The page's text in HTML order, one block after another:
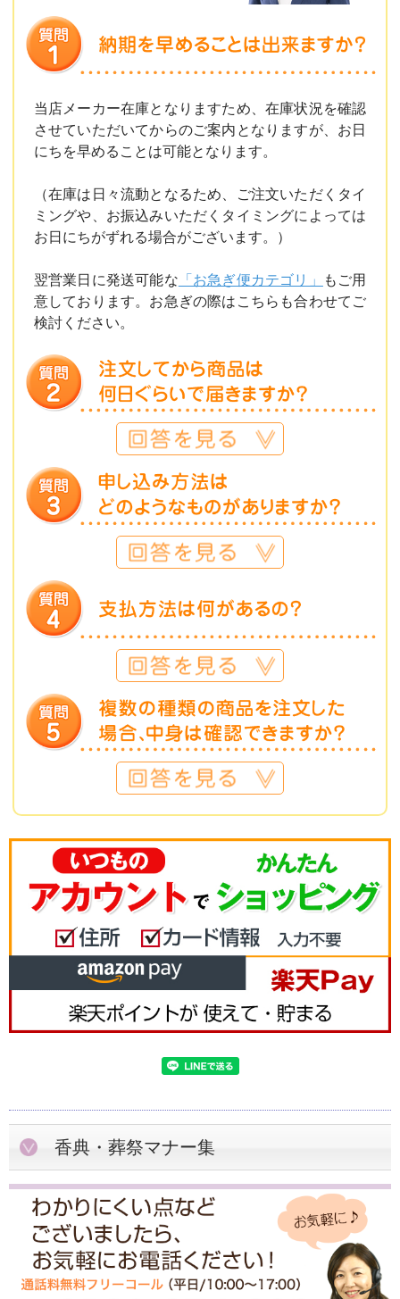
当店メーカー在庫となりますため、在庫状況を確認
させていただいてからのご案内となりますが、お日
にちを早めることは可能となります。
（在庫は日々流動となるため、ご注文いただくタイ
ミングや、お振込みいただくタイミングによっては
お日にちがずれる場合がございます。）
翌営業日に発送可能な 「お急ぎ便カテゴリ」
もご用
意しております。お急ぎの際はこちらも合わせてご
検討ください。
香典・葬祭マナー集